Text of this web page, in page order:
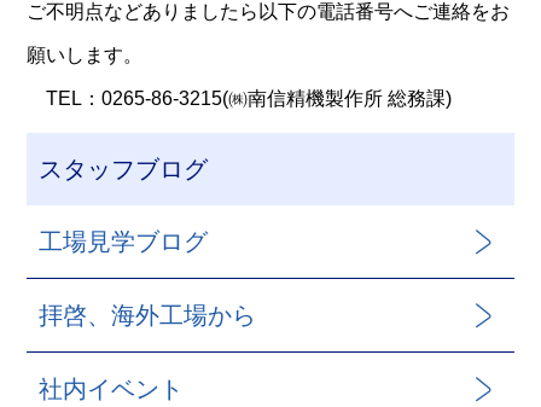
ご不明点などありましたら以下の電話番号へご連絡をお
願いします。
TEL：0265-86-3215(㈱南信精機製作所 総務課)
スタッフブログ
工場見学ブログ
拝啓、海外工場から
社内イベント